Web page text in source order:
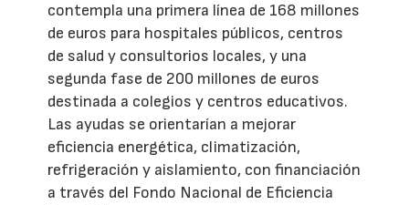
contempla una primera línea de 168 millones
de euros para hospitales públicos, centros
de salud y consultorios locales, y una
segunda fase de 200 millones de euros
destinada a colegios y centros educativos.
Las ayudas se orientarían a mejorar
eficiencia energética, climatización,
refrigeración y aislamiento, con financiación
a través del Fondo Nacional de Eficiencia